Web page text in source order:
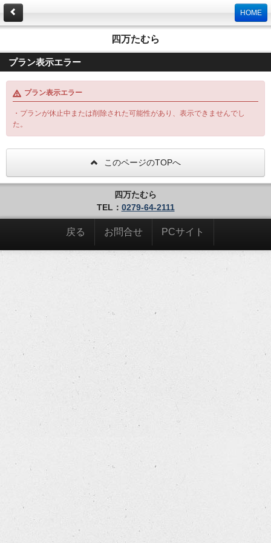
HOME
四万たむら
プラン表示エラー
プラン表示エラー
・プランが休止中または削除された可能性があり、表示できませんでし
た。
このページのTOPへ
四万たむら
TEL： 0279-64-2111
戻る お問合せ PCサイト